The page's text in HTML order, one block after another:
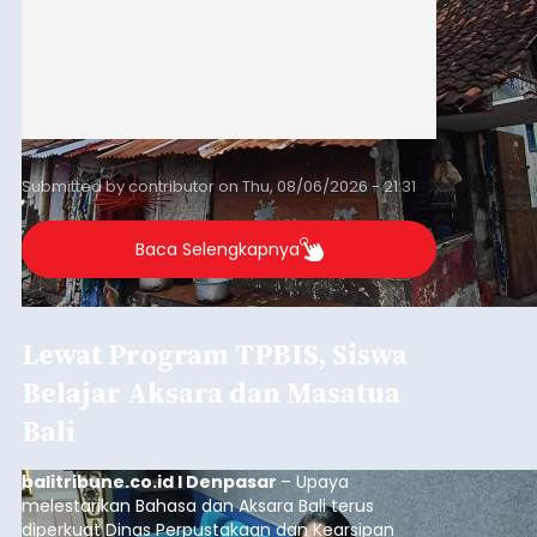
Submitted bycontributoronThu, 08/06/2026 - 21:31
Baca Selengkapnya
Lewat Program TPBIS, Siswa
Belajar Aksara dan Masatua
Bali
balitribune.co.id I Denpasar – Upaya
melestarikan Bahasa dan Aksara Bali terus
diperkuat Dinas Perpustakaan dan Kearsipan